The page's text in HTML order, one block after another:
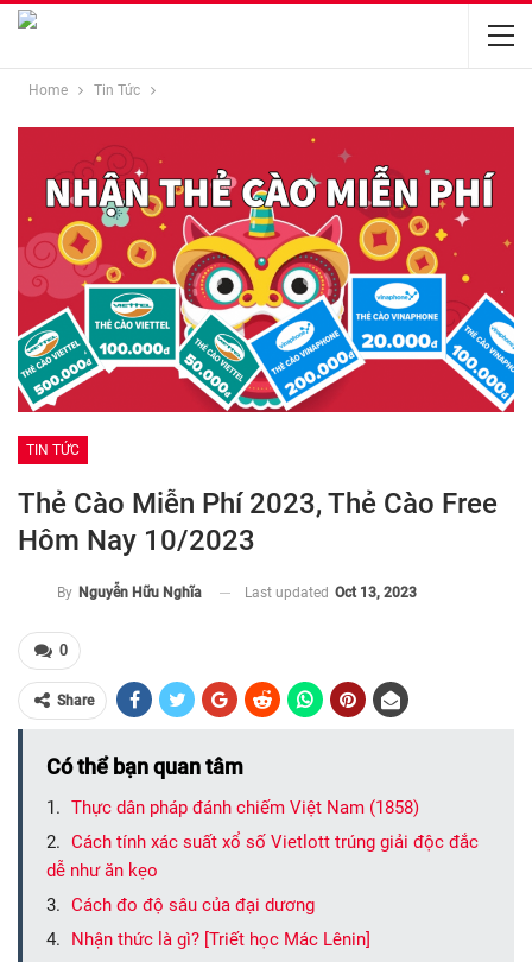
Home Tin Tức
TIN TỨC
Thẻ Cào Miễn Phí 2023, Thẻ Cào Free
Hôm Nay 10/2023
By Nguyễn Hữu Nghĩa Last updated Oct 13, 2023
0
Share
Có thể bạn quan tâm
Thực dân pháp đánh chiếm Việt Nam (1858)
Cách tính xác suất xổ số Vietlott trúng giải độc đắc
dễ như ăn kẹo
Cách đo độ sâu của đại dương
Nhận thức là gì? [Triết học Mác Lênin]